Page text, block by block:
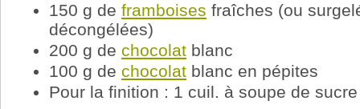
150 g de framboises fraîches (ou
décongélées)
200 g de chocolat blanc
100 g de chocolat blanc en pépites
Pour la finition : 1 cuil. à soupe de